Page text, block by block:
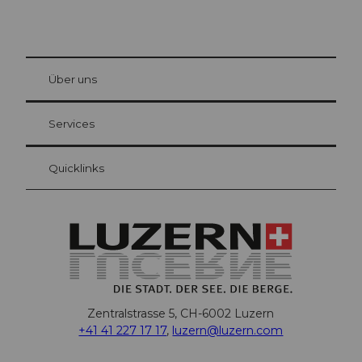
Gästekarte Luzern
Ihre Vorteile als Übernachtungsgast
at Bre
Über uns
Services
Quicklinks
Zentralstrasse 5, CH-6002 Luzern
+41 41 227 17 17, luzern@luzern.com